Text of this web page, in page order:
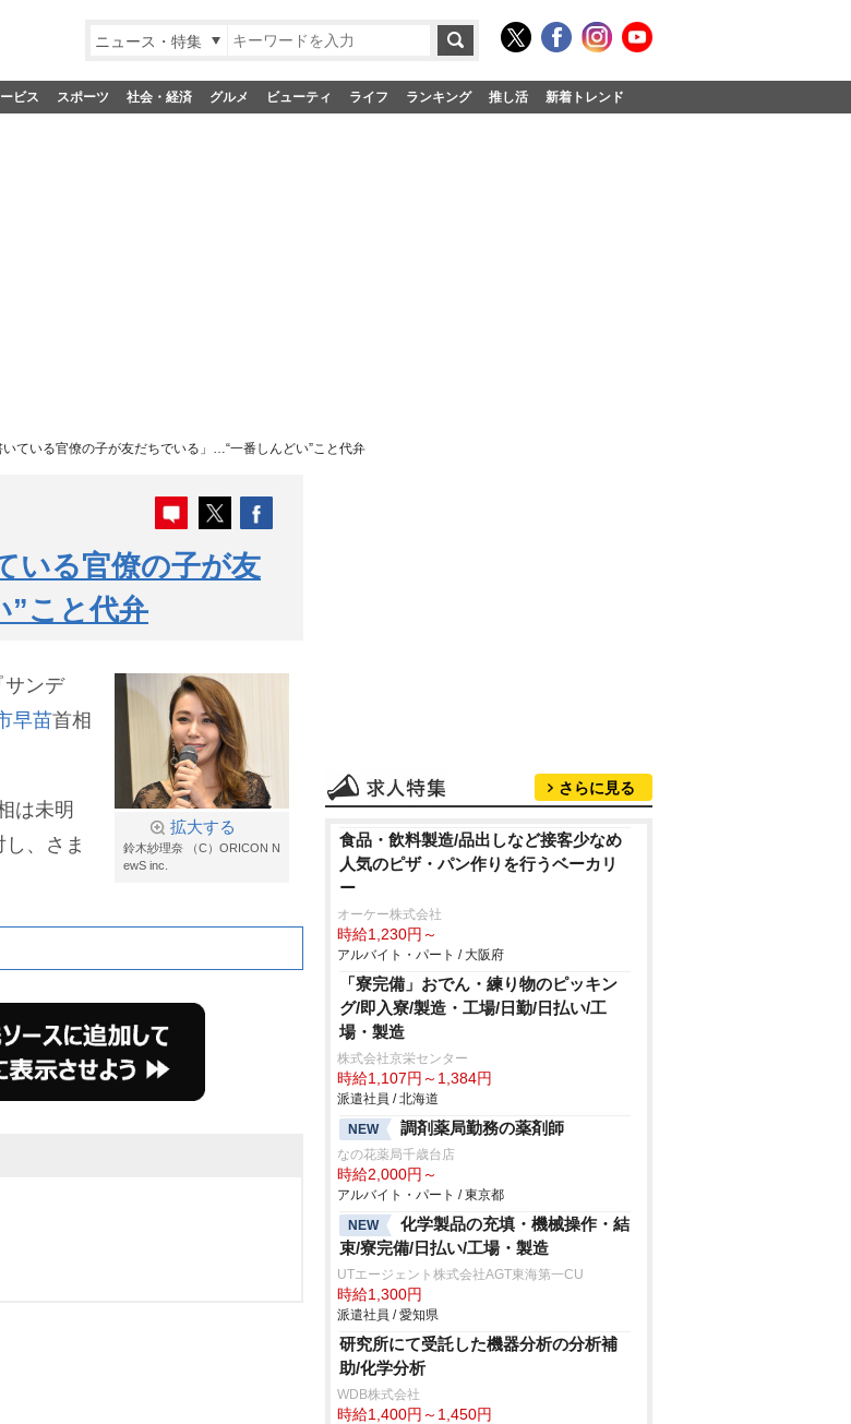
ニュース・特集
ビス スポーツ 社会・経済 グルメ ビューティ ライフ ランキング 推し活 新着トレンド
ている官僚の子が友だちでいる」…“一番しんどい”こと代弁
いる官僚の子が友
こと代弁
拡大する
鈴木紗理奈 （C）ORICON N
ewS inc.
サンデ
早苗首相
は未明
、さま
さらに見る
食品・飲料製造/品出しなど接客少なめ
人気のピザ・パン作りを行うベーカリ
ー
オーケー株式会社
時給1,230円～
アルバイト・パート / 大阪府
「寮完備」おでん・練り物のピッキン
グ/即入寮/製造・工場/日勤/日払い/工
場・製造
株式会社京栄センター
時給1,107円～1,384円
派遣社員 / 北海道
NEW
調剤薬局勤務の薬剤師
なの花薬局千歳台店
時給2,000円～
アルバイト・パート / 東京都
NEW
化学製品の充填・機械操作・結
束/寮完備/日払い/工場・製造
UTエージェント株式会社AGT東海第一CU
時給1,300円
派遣社員 / 愛知県
研究所にて受託した機器分析の分析補
助/化学分析
WDB株式会社
時給1,400円～1,450円